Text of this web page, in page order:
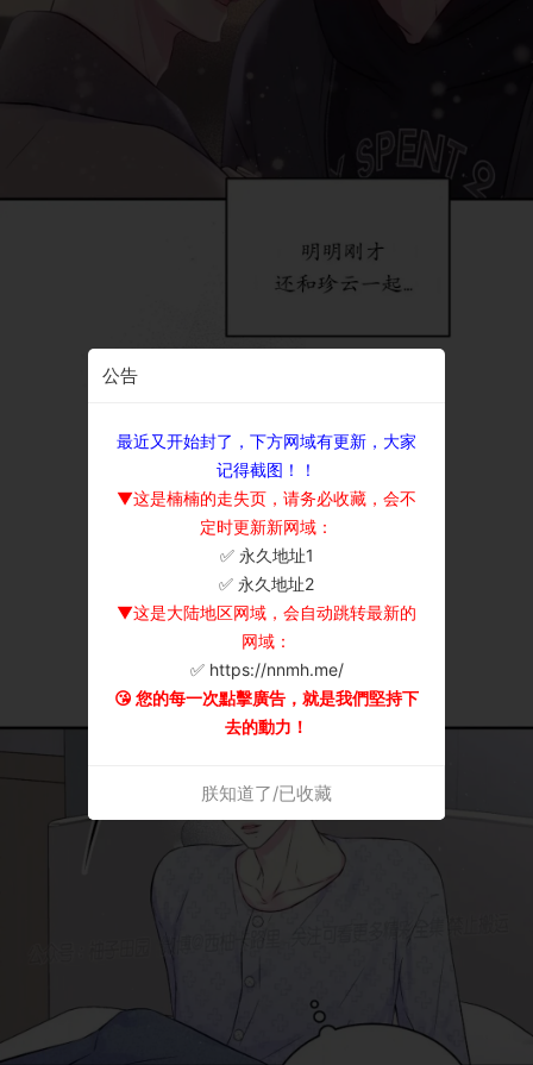
公告
最近又开始封了，下方网域有更新，大家
记得截图！！
▼这是楠楠的走失页，请务必收藏，会不
定时更新新网域：
✅ 永久地址1
✅ 永久地址2
▼这是大陆地区网域，会自动跳转最新的
网域：
✅ https://nnmh.me/
😘 您的每一次點擊廣告，就是我們堅持下
去的動力！
朕知道了/已收藏